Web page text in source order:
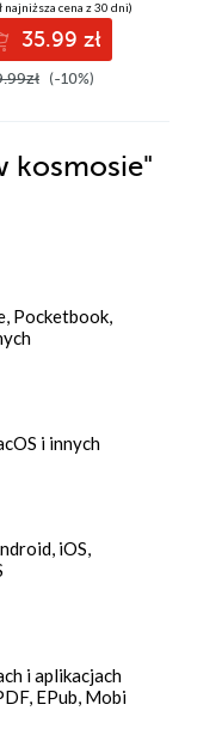
najniższa cena z 30 dni)
35.99 zł
(-10%)
kosmosie"
Pocketbook,
i innych
iOS,
i aplikacjach
EPub, Mobi